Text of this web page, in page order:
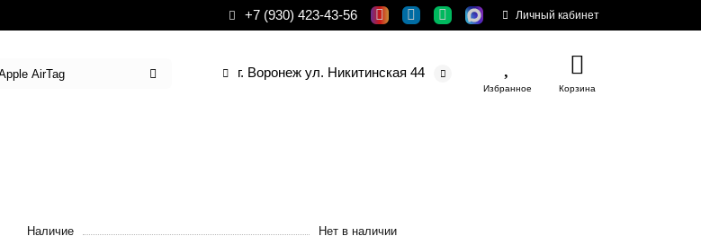
+7 (930) 423-43-56 Личный кабинет
г. Воронеж ул. Никитинская 44
Избранное Корзина
Наличие Нет в наличии